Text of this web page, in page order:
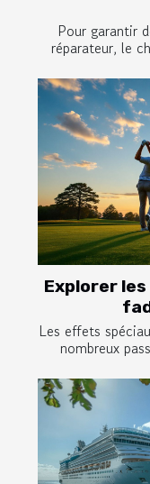
Pour garantir
réparateur, le
Explorer
Les effets
nombreux